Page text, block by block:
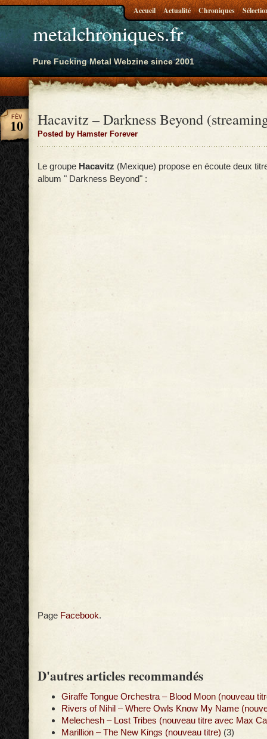
metalchroniques.fr
Pure Fucking Metal Webzine since 2001
Accueil Actualité Chroniques
Hacavitz – Darkness Beyond
Posted by Hamster Forever
FÉV
10
Le groupe Hacavitz (Mexique) propose en écoute deux
album " Darkness Beyond" :
Page Facebook.
D'autres articles recommandés
Giraffe Tongue Orchestra – Blood Moon (nouveau
Rivers of Nihil – Where Owls Know My Name
Melechesh – Lost Tribes (nouveau titre avec Max
Marillion – The New Kings (nouveau titre) (3)